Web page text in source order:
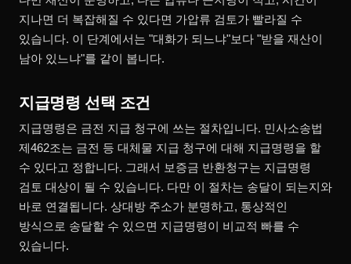
지나면 더 복잡해질 수 있다면 가압류 검토가 빨라질 수
있습니다. 이 단계에서는 "대화가 되느냐"보다 "받을 재산이
남아 있느냐"를 같이 봅니다.
지급명령 선택 조건
지급명령은 금전 지급 청구에 쓰는 절차입니다. 민사소송법
제462조는 금전 등 대체물 지급 청구에 대해 지급명령을 할
수 있다고 정합니다. 그래서 보증금 반환청구는 지급명령
검토 대상이 될 수 있습니다. 다만 이 절차는 송달이 되는지와
바로 연결됩니다. 상대방 주소가 분명하고, 통상적인
방식으로 송달할 수 있으면 지급명령이 비교적 빠를 수
있습니다.